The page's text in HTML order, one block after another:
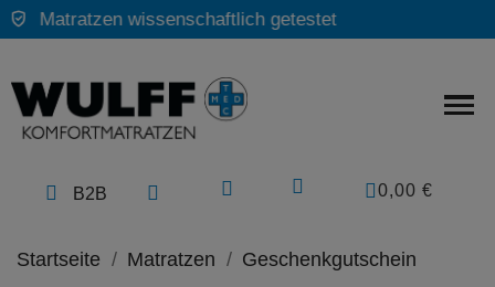
Hergestellt in Deutschland
0,00 €
B2B
Startseite Matratzen Geschenkgutschein